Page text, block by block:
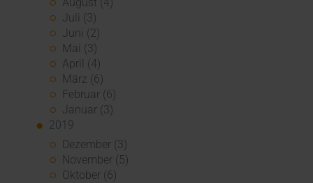
Juli (3)
Juni (2)
Mai (3)
April (4)
März (6)
Februar (6)
Januar (3)
2019
Dezember (3)
November (5)
Oktober (6)